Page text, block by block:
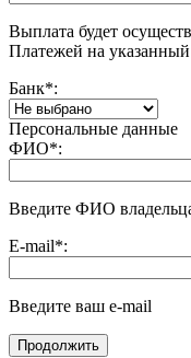
Выплата будет
Платежей на
Банк*:
Персональные данные
ФИО*:
Введите ФИО
E-mail*:
Введите ваш e-mail